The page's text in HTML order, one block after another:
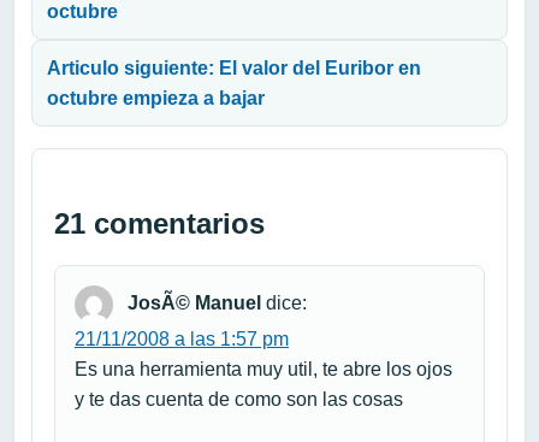
octubre
Articulo siguiente: El valor del Euribor en
octubre empieza a bajar
21 comentarios
JosÃ© Manuel dice:
21/11/2008 a las 1:57 pm
Es una herramienta muy util, te abre los ojos
y te das cuenta de como son las cosas